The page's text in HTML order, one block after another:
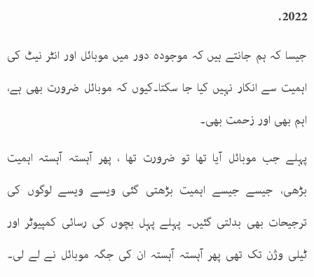
2022.
جیسا کہ ہم جانتے ہیں کہ موجودہ دور میں موبائل اور انٹر نیٹ کی
اہمیت سے انکار نہیں کیا جا سکتا۔کیوں کہ موبائل ضرورت بھی ہے،
اہم بھی اور زحمت بھی۔
پہلے جب موبائل آیا تھا تو ضرورت تھا ، پھر آہستہ آہستہ اہمیت
بڑھی، جیسے جیسے اہمیت بڑھتی گئی ویسے ویسے لوگوں کی
ترجیحات بھی بدلتی گئیں۔ پہلے پہل بچوں کی رسائی کمپیوٹر اور
ٹیلی وژن تک تھی پھر آہستہ آہستہ ان کی جگہ موبائل نے لے لی۔